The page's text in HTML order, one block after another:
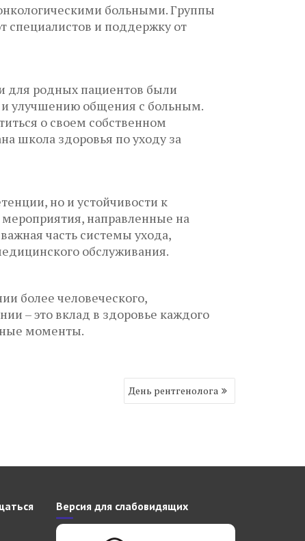
больными. Группы
специалистов и поддержку от
для родных пациентов были
улучшению общения с больным.
о своем собственном
школа здоровья по уходу за
но и устойчивости к
направленные на
часть системы ухода,
обслуживания.
более человеческого,
– это вклад в здоровье каждого
моменты.
День рентгенолога
Версия для слабовидящих